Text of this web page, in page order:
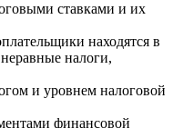
ставками и их
находятся в
налоги,
и уровнем налоговой
финансовой